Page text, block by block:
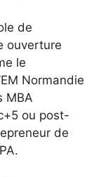
de
ouverture
le
Normandie
MBA
ou post-
de